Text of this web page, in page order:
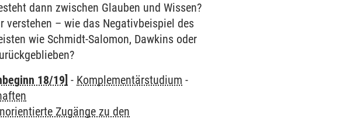
dann zwischen Glauben und Wissen?
verstehen – wie das Negativbeispiel des
wie Schmidt-Salomon, Dawkins oder
18/19] - Komplementärstudium -
Zugänge zu den